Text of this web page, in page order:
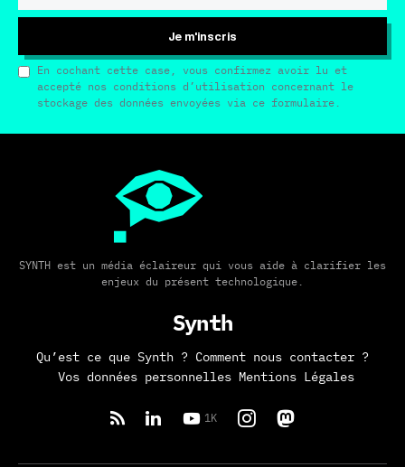
Je m'inscris
En cochant cette case, vous confirmez avoir lu et
accepté nos conditions d’utilisation concernant le
stockage des données envoyées via ce formulaire.
SYNTH est un média éclaireur qui vous aide à clarifier les
enjeux du présent technologique.
Synth
Qu’est ce que Synth ?
Comment nous contacter ?
Vos données personnelles
Mentions Légales
1K